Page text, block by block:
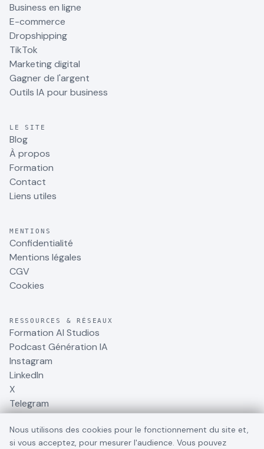
Business en ligne
E-commerce
Dropshipping
TikTok
Marketing digital
Gagner de l'argent
Outils IA pour business
LE SITE
Blog
À propos
Formation
Contact
Liens utiles
MENTIONS
Confidentialité
Mentions légales
CGV
Cookies
RESSOURCES & RÉSEAUX
Formation AI Studios
Podcast Génération IA
Instagram
LinkedIn
X
Telegram
Nous utilisons des cookies pour le fonctionnement du site et,
si vous acceptez, pour mesurer l'audience. Vous pouvez